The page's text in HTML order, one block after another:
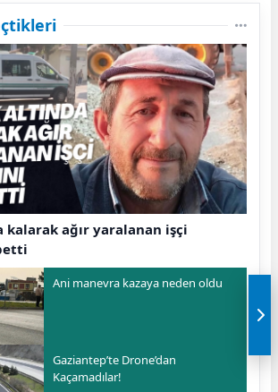
kalarak ağır yaralanan işçi
Ani manevra kazaya neden oldu
Gaziantep’te Drone’dan
Kaçamadılar!